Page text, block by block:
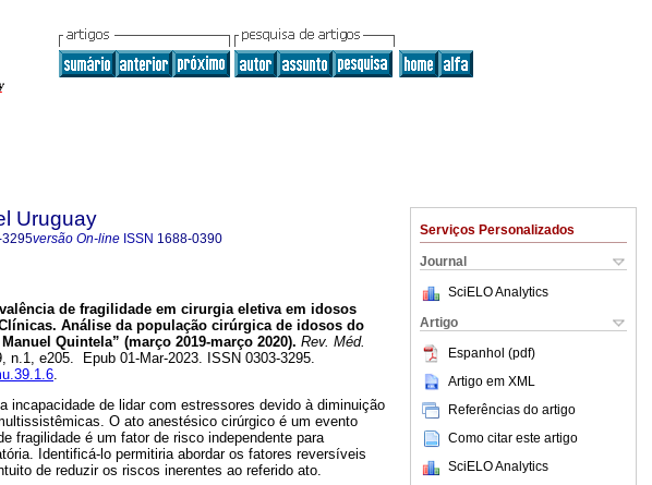
Serviços Personalizados
Journal
SciELO Analytics
Artigo
Espanhol (pdf)
Artigo em XML
Referências do artigo
Como citar este artigo
SciELO Analytics
Uruguay
versão On-line ISSN 1688-0390
de fragilidade em cirurgia eletiva em idosos
Análise da população cirúrgica de idosos do
Quintela” (março 2019-março 2020). Rev. Méd.
n.1, e205. Epub 01-Mar-2023. ISSN 0303-3295.
.
incapacidade de lidar com estressores devido à diminuição
O ato anestésico cirúrgico é um evento
fragilidade é um fator de risco independente para
Identificá-lo permitiria abordar os fatores reversíveis
de reduzir os riscos inerentes ao referido ato.